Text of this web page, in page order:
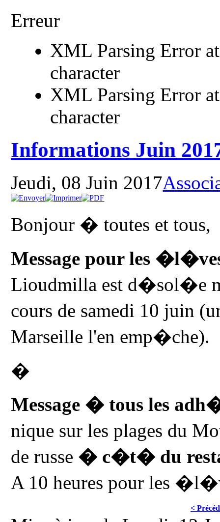
Erreur
XML Parsing Error
character
XML Parsing Error
character
Informations Juin
Jeudi, 08 Juin 2017
Bonjour � toutes et tous,
Message pour les
Lioudmilla est d�sol�e
cours de samedi 10 juin
Marseille l'en emp�che).
�
Message � tous les
nique sur les plages du
de russe � c�t� du
A 10 heures pour les
<